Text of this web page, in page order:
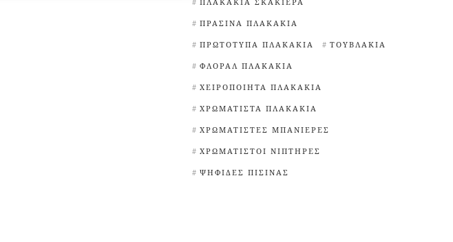
ΠΡΆΣΙΝΑ ΠΛΑΚΆΚΙΑ
ΠΡΩΤΌΤΥΠΑ ΠΛΑΚΆΚΙΑ ΤΟΥΒΛΆΚΙΑ
ΦΛΟΡΆΛ ΠΛΑΚΆΚΙΑ
ΧΕΙΡΟΠΟΊΗΤΑ ΠΛΑΚΆΚΙΑ
ΧΡΩΜΑΤΙΣΤΆ ΠΛΑΚΆΚΙΑ
ΧΡΩΜΑΤΙΣΤΈΣ ΜΠΑΝΙΈΡΕΣ
ΧΡΩΜΑΤΙΣΤΟΊ ΝΙΠΤΉΡΕΣ
ΨΗΦΊΔΕΣ ΠΙΣΊΝΑΣ